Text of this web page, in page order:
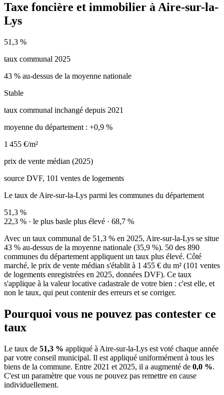
Taxe foncière et immobilier à Aire-sur-la-
Lys
51,3 %
taux communal 2025
43 % au-dessus de la moyenne nationale
Stable
taux communal inchangé depuis 2021
moyenne du département : +0,9 %
1 455 €/m²
prix de vente médian (2025)
source DVF, 101 ventes de logements
Le taux de Aire-sur-la-Lys parmi les communes du département
51,3 %
22,3 % · le plus basle plus élevé · 68,7 %
Avec un taux communal de 51,3 % en 2025, Aire-sur-la-Lys se situe
43 % au-dessus de la moyenne nationale (35,9 %). 50 des 890
communes du département appliquent un taux plus élevé. Côté
marché, le prix de vente médian s'établit à 1 455 € du m² (101 ventes
de logements enregistrées en 2025, données DVF). Ce taux
s'applique à la valeur locative cadastrale de votre bien : c'est elle, et
non le taux, qui peut contenir des erreurs et se corriger.
Pourquoi vous ne pouvez pas contester ce
taux
Le taux de 51,3 % appliqué à Aire-sur-la-Lys est voté chaque année
par votre conseil municipal. Il est appliqué uniformément à tous les
biens de la commune. Entre 2021 et 2025, il a augmenté de 0,0 %.
C'est un paramètre que vous ne pouvez pas remettre en cause
individuellement.